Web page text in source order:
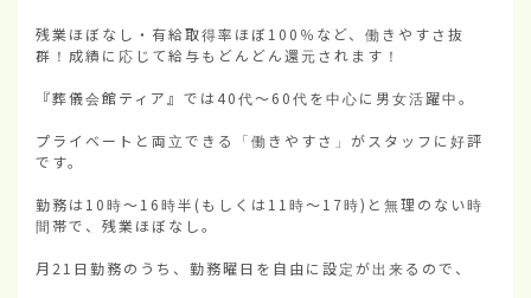
残業ほぼなし・有給取得率ほぼ100％など、働きやすさ抜
群！成績に応じて給与もどんどん還元されます！
『葬儀会館ティア』では40代〜60代を中心に男女活躍中。
プライベートと両立できる「働きやすさ」がスタッフに好評
です。
勤務は10時〜16時半(もしくは11時〜17時)と無理のない時
間帯で、残業ほぼなし。
月21日勤務のうち、勤務曜日を自由に設定が出来るので、